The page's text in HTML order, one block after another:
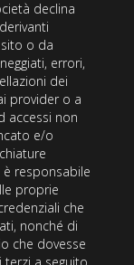
declina
o da
errori,
dei
provider o a
accessi non
e/o
responsabile
proprie
che
nonché di
che dovesse